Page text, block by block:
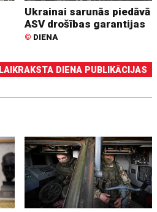
Ukrainai sarunās piedāvā
ASV drošības garantijas
© DIENA
LAIKRAKSTA DIENA PUBLIKĀCIJAS